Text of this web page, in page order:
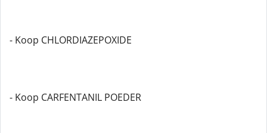
- Koop CHLORDIAZEPOXIDE
- Koop CARFENTANIL POEDER